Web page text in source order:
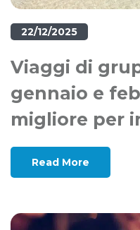
22/12/2025
Viaggi di
gennaio e
migliore per
Read More